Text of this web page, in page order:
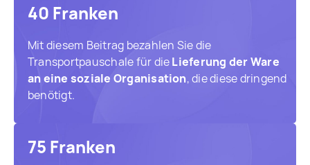
40 Franken
Mit diesem Beitrag bezahlen Sie die
Transportpauschale für dieLieferung der Ware
an eine soziale Organisation, die diese dringend
benötigt.
75 Franken